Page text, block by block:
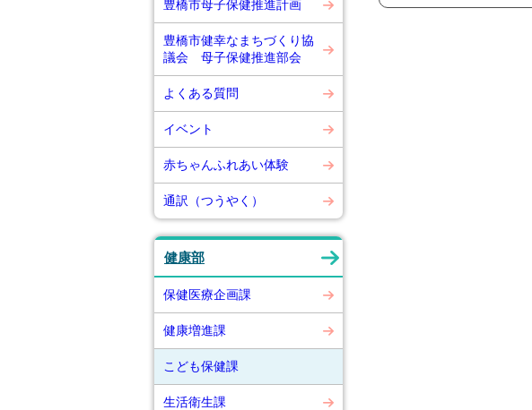
豊橋市母子保健推進計画
豊橋市健幸なまちづくり協
議会 母子保健推進部会
よくある質問
イベント
赤ちゃんふれあい体験
通訳（つうやく）
健康部
保健医療企画課
健康増進課
こども保健課
生活衛生課